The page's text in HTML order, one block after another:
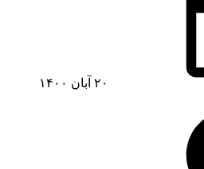
۲۰ آبان ۱۴۰۰